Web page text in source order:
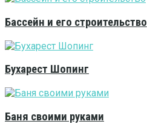
Бассейн и его строительство
Бухарест Шопинг
Баня своими руками